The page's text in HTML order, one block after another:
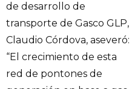
de desarrollo de
transporte de Gasco GLP,
Claudio Córdova, aseveró:
“El crecimiento de esta
red de pontones de